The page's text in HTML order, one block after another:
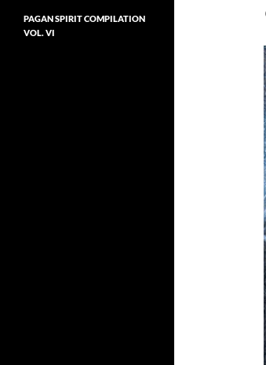
PAGAN SPIRIT COMPILATION
VOL. VI